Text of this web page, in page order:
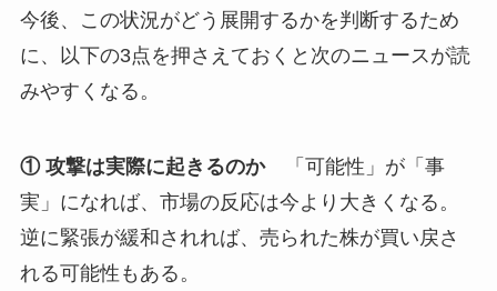
今後、この状況がどう展開するかを判断するため
に、以下の3点を押さえておくと次のニュースが読
みやすくなる。
① 攻撃は実際に起きるのか「可能性」が「事
実」になれば、市場の反応は今より大きくなる。
逆に緊張が緩和されれば、売られた株が買い戻さ
れる可能性もある。